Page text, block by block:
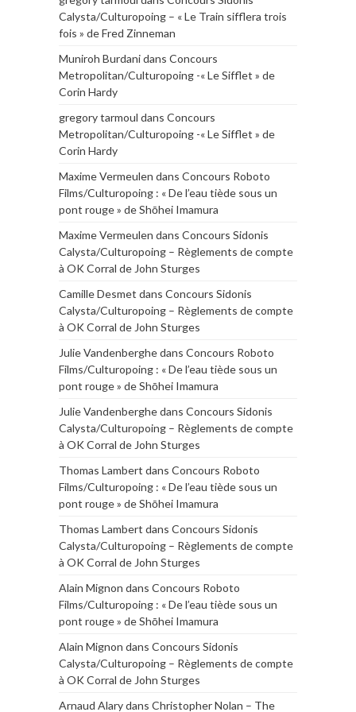
Calysta/Culturopoing – « Le Train sifflera trois
fois » de Fred Zinneman
Muniroh Burdanidans Concours
Metropolitan/Culturopoing -« Le Sifflet » de
Corin Hardy
gregory tarmoul dans Concours
Metropolitan/Culturopoing -« Le Sifflet » de
Corin Hardy
Maxime Vermeulen dans Concours Roboto
Films/Culturopoing : « De l’eau tiède sous un
pont rouge » de Shōhei Imamura
Maxime Vermeulen dans Concours Sidonis
Calysta/Culturopoing – Règlements de compte
à OK Corral de John Sturges
Camille Desmet dans Concours Sidonis
Calysta/Culturopoing – Règlements de compte
à OK Corral de John Sturges
Julie Vandenberghedans Concours Roboto
Films/Culturopoing : « De l’eau tiède sous un
pont rouge » de Shōhei Imamura
Julie Vandenberghedans Concours Sidonis
Calysta/Culturopoing – Règlements de compte
à OK Corral de John Sturges
Thomas Lambert dans Concours Roboto
Films/Culturopoing : « De l’eau tiède sous un
pont rouge » de Shōhei Imamura
Thomas Lambert dans Concours Sidonis
Calysta/Culturopoing – Règlements de compte
à OK Corral de John Sturges
Alain Mignon dans Concours Roboto
Films/Culturopoing : « De l’eau tiède sous un
pont rouge » de Shōhei Imamura
Alain Mignon dans Concours Sidonis
Calysta/Culturopoing – Règlements de compte
à OK Corral de John Sturges
Arnaud Alarydans Christopher Nolan – The